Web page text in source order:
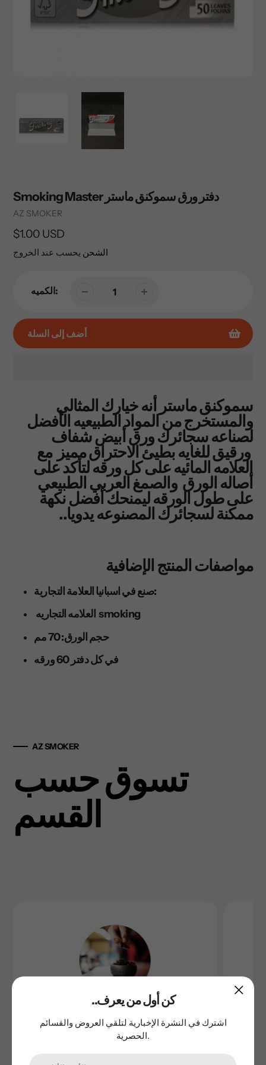
Smoking Master دفتر ورق سموكنق ماستر
Vendor
AZ SMOKER
السعر
العادي
$1.00 USD
الشحن يحسب عند الخروج
الكميه:
أضف إلى السلة
عربة
الخاصة
سموكنق ماستر أنه خيارك المثالي
والمستخرج من المواد الطبيعيه الأفضل
لصناعه سجائرك ورق أبيض شفاف
ورقيق للغايه بطيئ الاحتراق مميز مع
العلامه المائيه على كل ورقه لتأكد على
أصاله الورق والصمغ العربي الطبيعي
على طول الورقه ليمنحك أفضل نكهة
ممكنة لسجائرك المصنوعه يدويا..
مواصفات المنتج الإضافية
صنع في اسبانيا العلامة التجارية:
العلامه التجاريه smoking
حجم الورق: 70 مم
في كل دفتر 60 ورقه
AZ SMOKER
تسوق حسب
القسم
المعسل
..كن أول من يعرف
اشترك في النشرة الإخبارية لتلقي العروض والقسائم
الحصرية.